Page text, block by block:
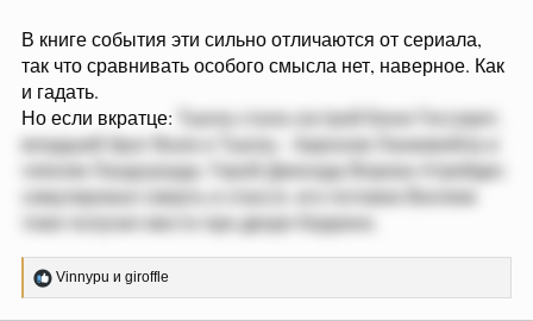
В книге события эти сильно отличаются от сериала,
так что сравнивать особого смысла нет, наверное. Как
и гадать.
Но если вкратце:
Тьюла стала сестрой Бене Гессерит,
младший брат Вали и Тьюлы - бароном Ланкивейла и
членом Ландсраада. Герой Джихада Вориан Атрейдес
симулировал смерть и спасся, его потомок Виллем
тоже получил место при дворе Коррино.
Р
е
Vinnypu и giroffle